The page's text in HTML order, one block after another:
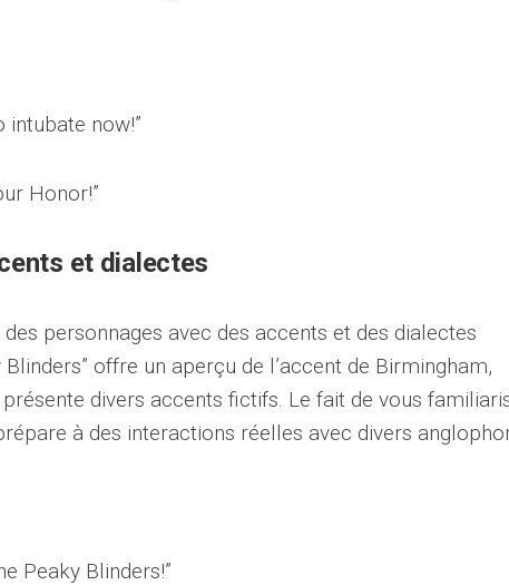
intubate now!”
Honor!”
et dialectes
personnages avec des accents et des dialectes
offre un aperçu de l’accent de Birmingham,
présente divers accents fictifs. Le fait de vous
à des interactions réelles avec divers
Peaky Blinders!”